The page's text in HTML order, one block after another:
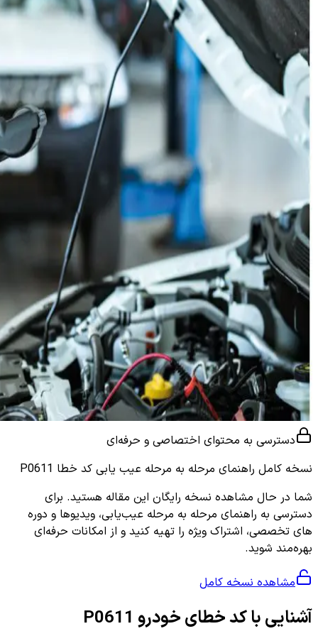
دسترسی به محتوای اختصاصی و حرفه‌ای
نسخه کامل راهنمای مرحله به مرحله عیب یابی کد خطا P0611
شما در حال مشاهده نسخه رایگان این مقاله هستید. برای
دسترسی به راهنمای مرحله به مرحله عیب‌یابی، ویدیوها و دوره
های تخصصی، اشتراک ویژه را تهیه کنید و از امکانات حرفه‌ای
بهره‌مند شوید.
مشاهده نسخه کامل
آشنایی با کد خطای خودرو P0611